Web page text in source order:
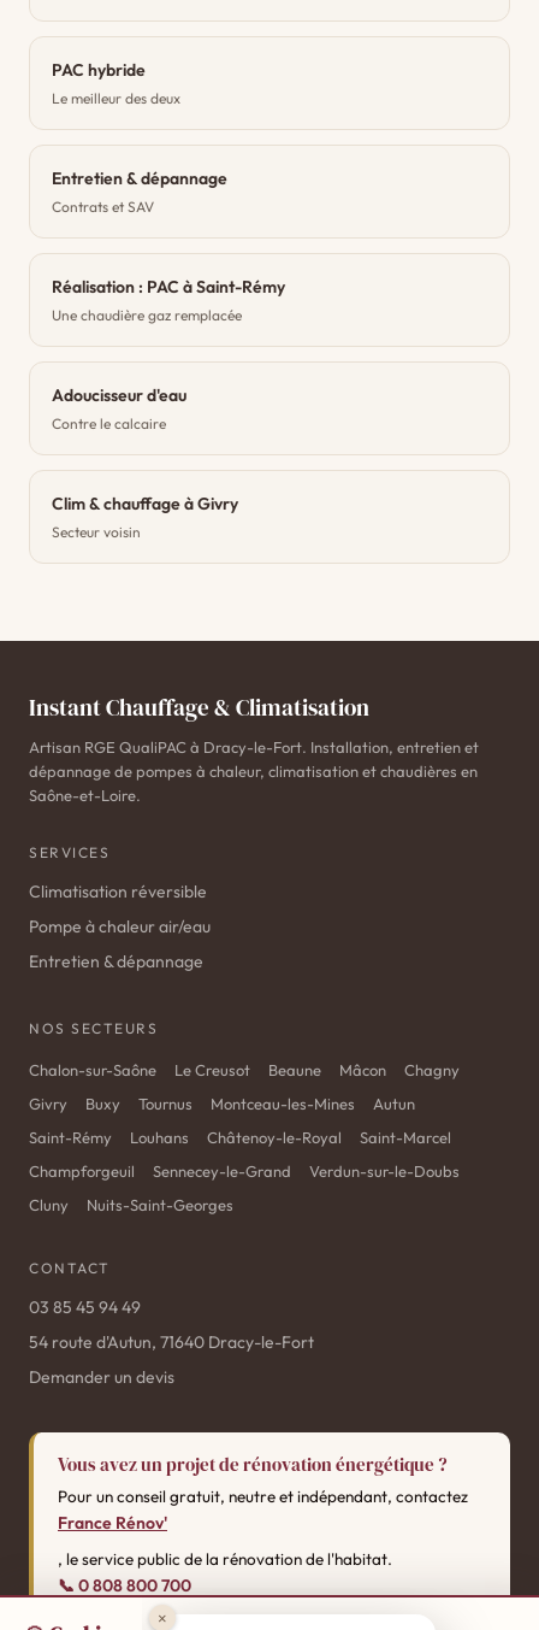
PAC hybride
Le meilleur des deux
Entretien & dépannage
Contrats et SAV
Réalisation : PAC à Saint-Rémy
Une chaudière gaz remplacée
Adoucisseur d'eau
Contre le calcaire
Clim & chauffage à Givry
Secteur voisin
Instant Chauffage & Climatisation
Artisan RGE QualiPAC à Dracy-le-Fort. Installation, entretien et
dépannage de pompes à chaleur, climatisation et chaudières en
Saône-et-Loire.
SERVICES
Climatisation réversible
Pompe à chaleur air/eau
Entretien & dépannage
NOS SECTEURS
Chalon-sur-Saône Le Creusot Beaune Mâcon
Chagny
Givry
Buxy Tournus Montceau-les-Mines
Autun
Saint-Rémy
Louhans Châtenoy-le-Royal
Saint-Marcel
Champforgeuil
Sennecey-le-Grand
Verdun-sur-le-Doubs
Cluny
Nuits-Saint-Georges
CONTACT
03 85 45 94 49
54 route d'Autun, 71640 Dracy-le-Fort
Demander un devis
Vous avez un projet de rénovation énergétique ?
Pour un conseil gratuit, neutre et indépendant, contactez
France Rénov'
, le service public de la rénovation de l'habitat.
📞 0 808 800 700